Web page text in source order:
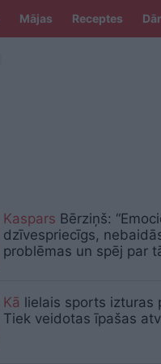
Mājas Receptes
Kaspars Bērziņš:
dzīvespriecīgs,
problēmas un spēj par
Kā lielais sports izturas
Tiek veidotas īpašas